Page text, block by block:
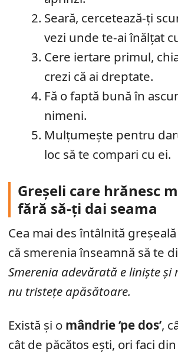
Seară, cercetează-ți
vezi unde te-ai înălțat
Cere iertare primul,
crezi că ai dreptate.
Fă o faptă bună în
nimeni.
Mulțumește pentru
loc să te compari cu ei.
Greșeli care hrănesc
fără să-ți dai seama
Cea mai des întâlnită
că smerenia înseamnă să te
Smerenia adevărată e liniște și
nu tristețe apăsătoare.
Există și o mândrie ‘pe dos’,
cât de păcătos ești, ori faci